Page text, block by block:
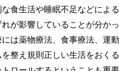
な食生活や睡眠不足などによる
が影響していることが分か
は薬物療法、食事療法、運
整え規則正しい生活をおく